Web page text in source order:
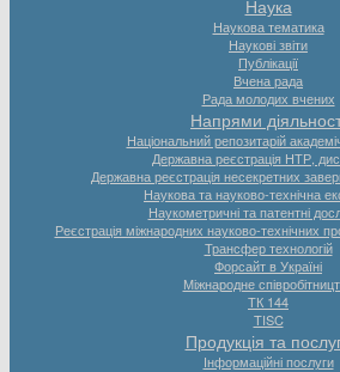
Наука
Наукова тематика
Наукові звіти
Публікації
Вчена рада
Рада молодих вчених
Напрями
Національний репозитарій
Державна реєстрація НТР,
Державна реєстрація несекретних
Наукова та науково-технічна
Наукометричні та патентні
Реєстрація міжнародних науково-технічних
Трансфер технологій
Форсайт в Україні
Міжнародне
ТК 144
TISC
Продукція та
Інформаційні послуги